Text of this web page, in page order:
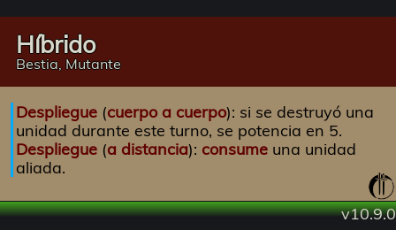
Híbrido
Bestia, Mutante
Despliegue (cuerpo a cuerpo): si se destruyó una
unidad durante este turno, se potencia en 5.
Despliegue (a distancia): consume una unidad
aliada.
v10.9.0